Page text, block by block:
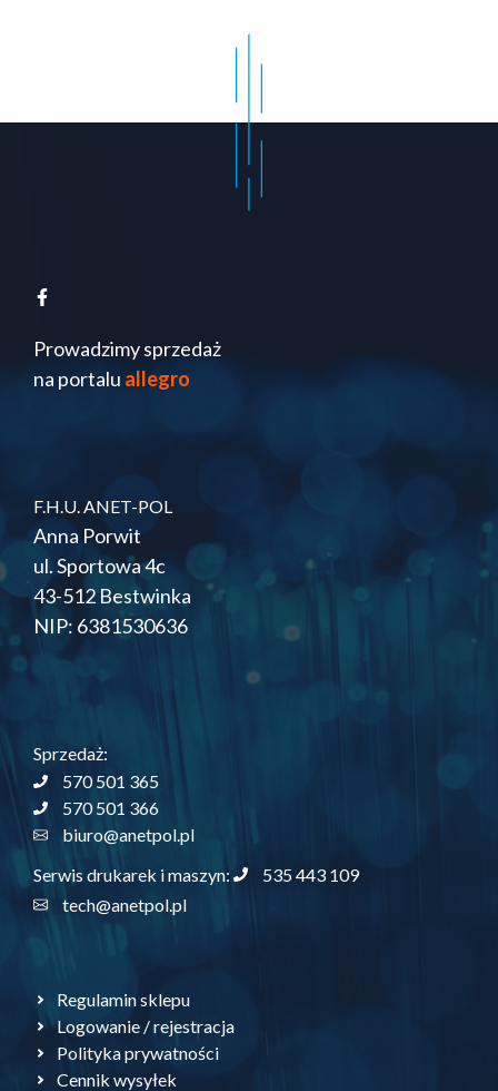
Prowadzimy sprzedaż
na portalu allegro
F.H.U. ANET-POL
Anna Porwit
ul. Sportowa 4c
43-512 Bestwinka
NIP: 6381530636
Sprzedaż:
570 501 365
570 501 366
biuro@anetpol.pl
Serwis drukarek i maszyn:
535 443 109
tech@anetpol.pl
Regulamin sklepu
Logowanie / rejestracja
Polityka prywatności
Cennik wysyłek